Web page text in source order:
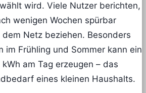
wird. Viele Nutzer berichten,
wenigen Wochen spürbar
Netz beziehen. Besonders
im Frühling und Sommer kann ein
am Tag erzeugen – das
eines kleinen Haushalts.